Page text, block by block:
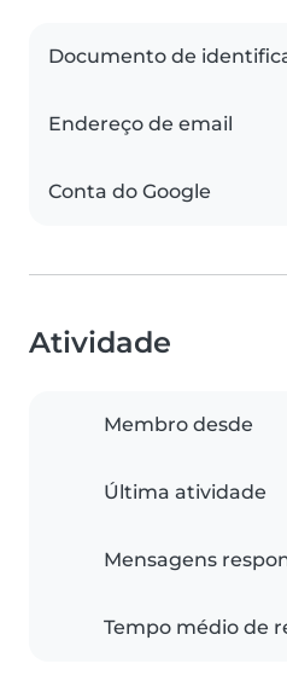
Documento de
Endereço de email
Conta do Google
Atividade
Membro desde
Última atividade
Mensagens
Tempo médio de